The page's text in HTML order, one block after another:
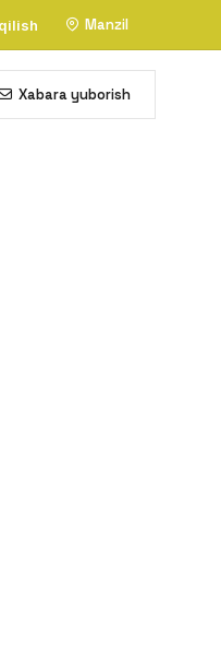
Manzil
Xabara yuborish